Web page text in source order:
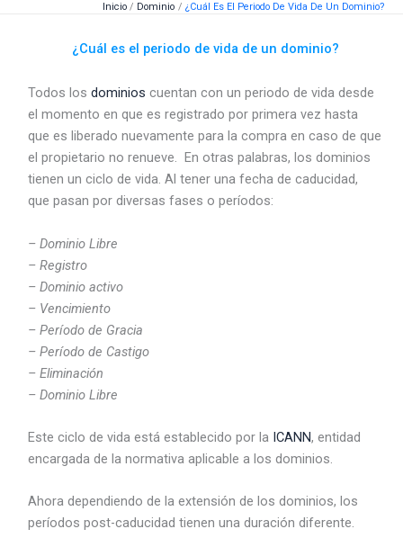
Inicio Dominio ¿Cuál Es El Periodo De Vida De Un Dominio?
¿Cuál es el periodo de vida de un dominio?
Todos losdominios cuentan con un periodo de vida desde
el momento en que es registrado por primera vez hasta
que es liberado nuevamente para la compra en caso de que
el propietario no renueve. En otras palabras, los dominios
tienen un ciclo de vida. Al tener una fecha de caducidad,
que pasan por diversas fases o períodos:
– Dominio Libre
– Registro
– Dominio activo
– Vencimiento
– Período de Gracia
– Período de Castigo
– Eliminación
– Dominio Libre
Este ciclo de vida está establecido por la ICANN, entidad
encargada de la normativa aplicable a los dominios.
Ahora dependiendo de la extensión de los dominios, los
períodos post-caducidad tienen una duración diferente.